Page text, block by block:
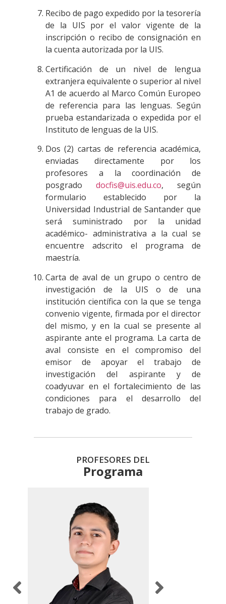
Recibo de pago expedido por la tesorería
de la UIS por el valor vigente de la
inscripción o recibo de consignación en
la cuenta autorizada por la UIS.
Certificación de un nivel de lengua
extranjera equivalente o superior al nivel
A1 de acuerdo al Marco Común Europeo
de referencia para las lenguas. Según
prueba estandarizada o expedida por el
Instituto de lenguas de la UIS.
Dos (2) cartas de referencia académica,
enviadas directamente por los
profesores a la coordinación de
posgrado docfis@uis.edu.co, según
formulario establecido por la
Universidad Industrial de Santander que
será suministrado por la unidad
académico- administrativa a la cual se
encuentre adscrito el programa de
maestría.
Carta de aval de un grupo o centro de
investigación de la UIS o de una
institución científica con la que se tenga
convenio vigente, firmada por el director
del mismo, y en la cual se presente al
aspirante ante el programa. La carta de
aval consiste en el compromiso del
emisor de apoyar el trabajo de
investigación del aspirante y de
coadyuvar en el fortalecimiento de las
condiciones para el desarrollo del
trabajo de grado.
PROFESORES DEL
Programa